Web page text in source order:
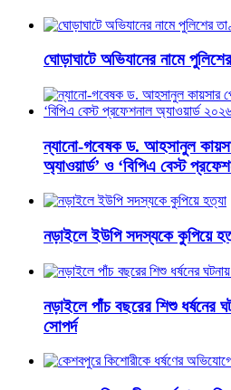
ঘোড়াঘাটে অভিযানের নামে
ন্যানো-গবেষক ড. আহসানুল
অ্যাওয়ার্ড’ ও ‘বিপিএ বেস্ট
নড়াইলে ইউপি সদস্যকে কুপিয়ে
নড়াইলে পাঁচ বছরের শিশু ধর্ষনের
সোপর্দ